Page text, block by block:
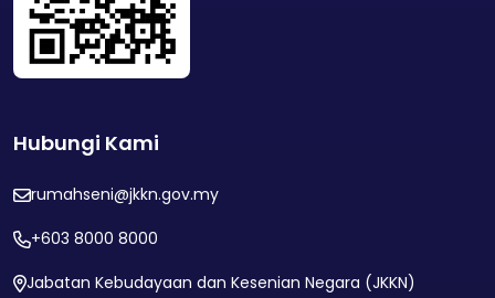
Hubungi Kami
rumahseni@jkkn.gov.my
+603 8000 8000
Jabatan Kebudayaan dan Kesenian Negara (JKKN)